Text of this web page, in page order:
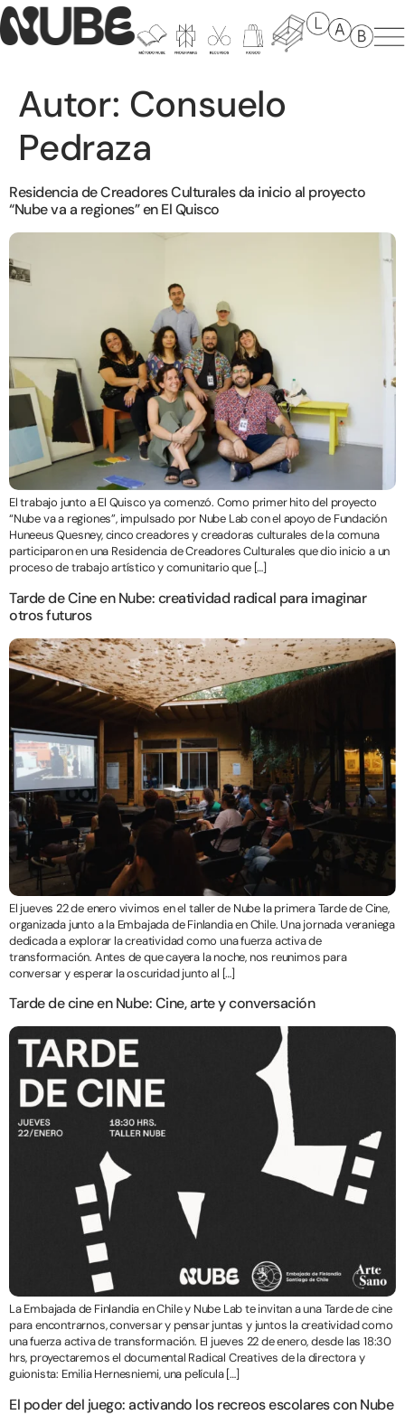
Autor: Consuelo
Pedraza
Residencia de Creadores Culturales da inicio al proyecto
“Nube va a regiones” en El Quisco
El trabajo junto a El Quisco ya comenzó. Como primer hito del proyecto
“Nube va a regiones”, impulsado por Nube Lab con el apoyo de Fundación
Huneeus Quesney, cinco creadores y creadoras culturales de la comuna
participaron en una Residencia de Creadores Culturales que dio inicio a un
proceso de trabajo artístico y comunitario que […]
Tarde de Cine en Nube: creatividad radical para imaginar
otros futuros
El jueves 22 de enero vivimos en el taller de Nube la primera Tarde de Cine,
organizada junto a la Embajada de Finlandia en Chile. Una jornada veraniega
dedicada a explorar la creatividad como una fuerza activa de
transformación. Antes de que cayera la noche, nos reunimos para
conversar y esperar la oscuridad junto al […]
Tarde de cine en Nube: Cine, arte y conversación
La Embajada de Finlandia en Chile y Nube Lab te invitan a una Tarde de cine
para encontrarnos, conversar y pensar juntas y juntos la creatividad como
una fuerza activa de transformación. El jueves 22 de enero, desde las 18:30
hrs, proyectaremos el documental Radical Creatives de la directora y
guionista: Emilia Hernesniemi, una película […]
El poder del juego: activando los recreos escolares con Nube